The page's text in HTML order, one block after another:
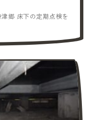
郷 床下の定期点検を